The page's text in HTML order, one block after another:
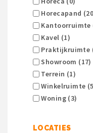
Horecapand
Kantoorruimte
Kavel (1)
Praktijkruimte
Showroom (17)
Terrein (1)
Winkelruimte
Woning (3)
LOCATIES